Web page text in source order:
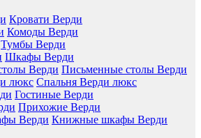
Кровати Верди
Комоды Верди
Тумбы Верди
Шкафы Верди
Письменные столы Верди
Спальня Верди люкс
Гостиные Верди
Прихожие Верди
Книжные шкафы Верди